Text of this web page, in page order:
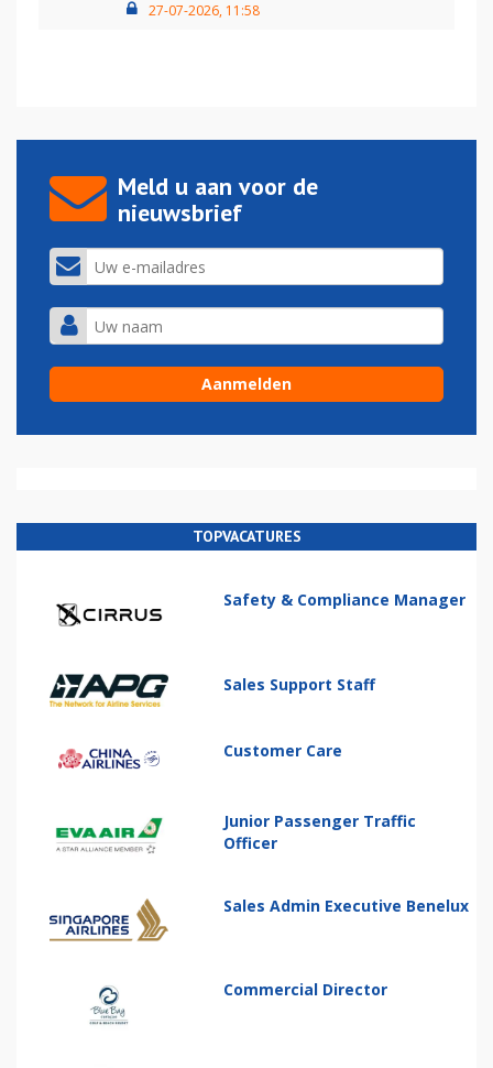
27-07-2026, 11:58
Meld u aan voor de
nieuwsbrief
TOPVACATURES
Safety & Compliance Manager
Sales Support Staff
Customer Care
Junior Passenger Traffic
Officer
Sales Admin Executive Benelux
Commercial Director